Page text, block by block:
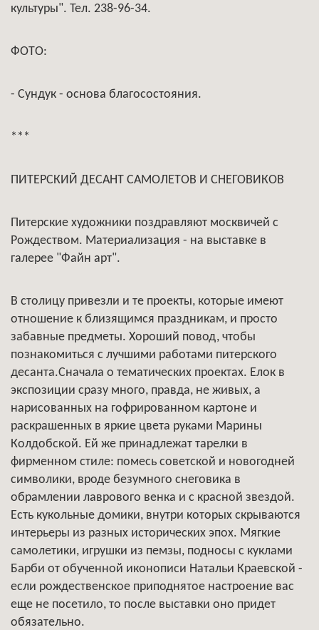
культуры". Тел. 238-96-34.
ФОТО:
- Сундук - основа благосостояния.
***
ПИТЕРСКИЙ ДЕСАНТ САМОЛЕТОВ И СНЕГОВИКОВ
Питерские художники поздравляют москвичей с
Рождеством. Материализация - на выставке в
галерее "Файн арт".
В столицу привезли и те проекты, которые имеют
отношение к близящимся праздникам, и просто
забавные предметы. Хороший повод, чтобы
познакомиться с лучшими работами питерского
десанта.Сначала о тематических проектах. Елок в
экспозиции сразу много, правда, не живых, а
нарисованных на гофрированном картоне и
раскрашенных в яркие цвета руками Марины
Колдобской. Ей же принадлежат тарелки в
фирменном стиле: помесь советской и новогодней
символики, вроде безумного снеговика в
обрамлении лаврового венка и с красной звездой.
Есть кукольные домики, внутри которых скрываются
интерьеры из разных исторических эпох. Мягкие
самолетики, игрушки из пемзы, подносы с куклами
Барби от обученной иконописи Натальи Краевской -
если рождественское приподнятое настроение вас
еще не посетило, то после выставки оно придет
обязательно.